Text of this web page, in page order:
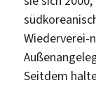
Wiederverei-
Seitdem